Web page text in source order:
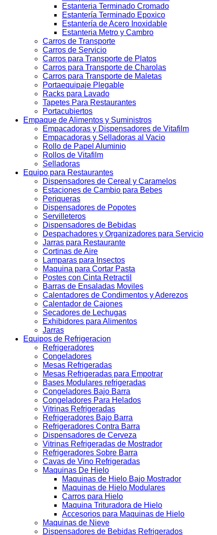
Estanteria Terminado Cromado
Estantería Terminado Epoxico
Estantería de Acero Inoxidable
Estanteria Metro y Cambro
Carros de Transporte
Carros de Servicio
Carros para Transporte de Platos
Carros para Transporte de Charolas
Carros para Transporte de Maletas
Portaequipaje Plegable
Racks para Lavado
Tapetes Para Restaurantes
Portacubiertos
Empaque de Alimentos y Suministros
Empacadoras y Dispensadores de Vitafilm
Empacadoras y Selladoras al Vacio
Rollo de Papel Aluminio
Rollos de Vitafilm
Selladoras
Equipo para Restaurantes
Dispensadores de Cereal y Caramelos
Estaciones de Cambio para Bebes
Periqueras
Dispensadores de Popotes
Servilleteros
Dispensadores de Bebidas
Despachadores y Organizadores para Servicio
Jarras para Restaurante
Cortinas de Aire
Lamparas para Insectos
Maquina para Cortar Pasta
Postes con Cinta Retractil
Barras de Ensaladas Moviles
Calentadores de Condimentos y Aderezos
Calentador de Cajones
Secadores de Lechugas
Exhibidores para Alimentos
Jarras
Equipos de Refrigeracion
Refrigeradores
Congeladores
Mesas Refrigeradas
Mesas Refrigeradas para Empotrar
Bases Modulares refrigeradas
Congeladores Bajo Barra
Congeladores Para Helados
Vitrinas Refrigeradas
Refrigeradores Bajo Barra
Refrigeradores Contra Barra
Dispensadores de Cerveza
Vitrinas Refrigeradas de Mostrador
Refrigeradores Sobre Barra
Cavas de Vino Refrigeradas
Maquinas De Hielo
Maquinas de Hielo Bajo Mostrador
Maquinas de Hielo Modulares
Carros para Hielo
Maquina Trituradora de Hielo
Accesorios para Maquinas de Hielo
Maquinas de Nieve
Dispensadores de Bebidas Refrigerados